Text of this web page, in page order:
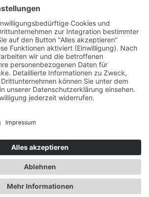
DATENSCHUTZ
HSG Hossingen - Meßstetten